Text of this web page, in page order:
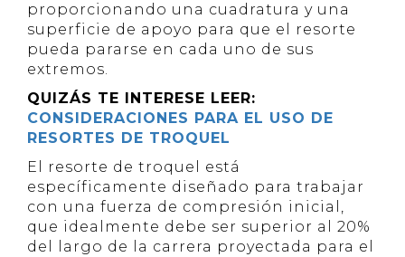
proporcionando una cuadratura y una
superficie de apoyo para que el resorte
pueda pararse en cada uno de sus
extremos.
QUIZÁS TE INTERESE LEER:
CONSIDERACIONES PARA EL USO DE
RESORTES DE TROQUEL
El resorte de troquel está
específicamente diseñado para trabajar
con una fuerza de compresión inicial,
que idealmente debe ser superior al 20%
del largo de la carrera proyectada para el